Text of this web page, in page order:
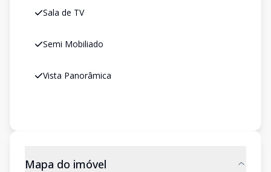
Sala de TV
Semi Mobiliado
Vista Panorâmica
Mapa do imóvel